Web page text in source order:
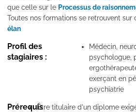
que celle sur le Processus de
Toutes nos formations se retrouvent sur
élan
Profil des
stagiaires :
Médecin,
psychologue,
exerçant en
psychiatrie
PrérequisÊtre titulaire d'un diplome